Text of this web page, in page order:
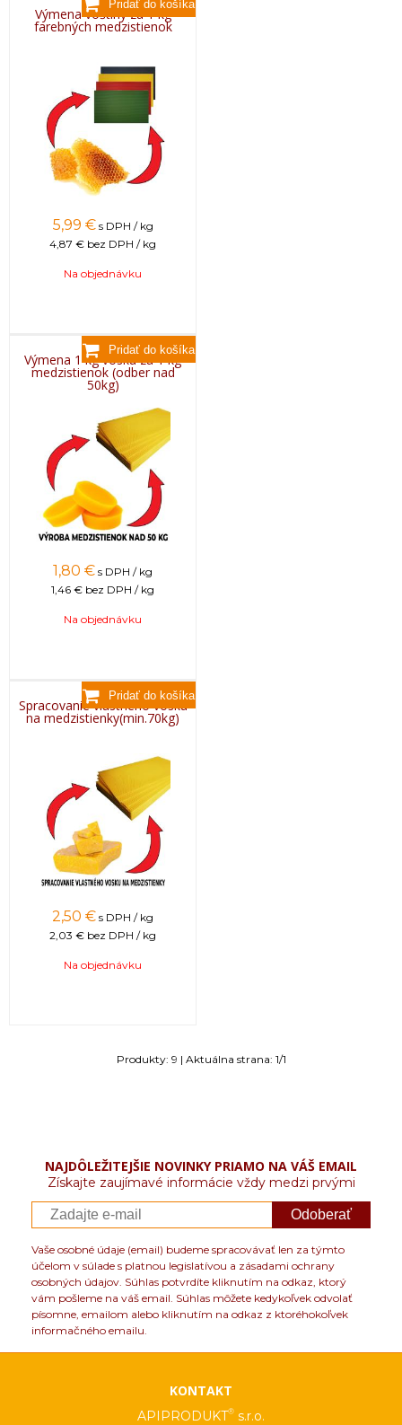
Výmena voštiny za 1 kg
farebných medzistienok
5,99 € s DPH / kg
4,87 € bez DPH / kg
Na objednávku
Výmena 1 kg vosku za 1 kg
medzistienok (odber nad
50kg)
1,80 € s DPH / kg
1,46 € bez DPH / kg
Na objednávku
Spracovanie vlastného vosku
na medzistienky(min.70kg)
2,50 € s DPH / kg
2,03 € bez DPH / kg
Na objednávku
Produkty: 9 | Aktuálna strana: 1/1
NAJDÔLEŽITEJŠIE NOVINKY PRIAMO NA VÁŠ EMAIL
Získajte zaujímavé informácie vždy medzi prvými
Odoberať
Vaše osobné údaje (email) budeme spracovávať len za týmto
účelom v súlade s platnou legislatívou a zásadami ochrany
osobných údajov. Súhlas potvrdíte kliknutím na odkaz, ktorý
vám pošleme na váš email. Súhlas môžete kedykoľvek odvolať
písomne, emailom alebo kliknutím na odkaz z ktoréhokoľvek
informačného emailu.
KONTAKT
APIPRODUKT® s.r.o.